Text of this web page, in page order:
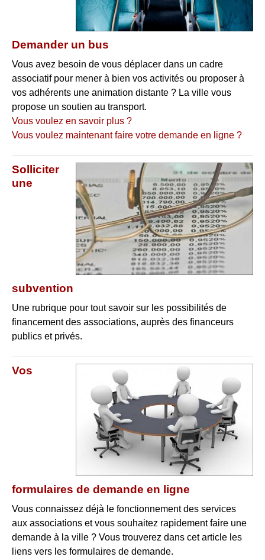
Demander un bus
Vous avez besoin de vous déplacer dans un cadre
associatif pour mener à bien vos activités ou proposer à
vos adhérents une animation distante ? La ville vous
propose un soutien au transport.
Vous voulez en savoir plus ?
Vous voulez maintenant faire votre demande en ligne ?
Solliciter
une
subvention
Une rubrique pour tout savoir sur les possibilités de
financement des associations, auprès des financeurs
publics et privés.
Vos
formulaires de demande en ligne
Vous connaissez déjà le fonctionnement des services
aux associations et vous souhaitez rapidement faire une
demande à la ville ? Vous trouverez dans cet article les
liens vers les formulaires de demande.